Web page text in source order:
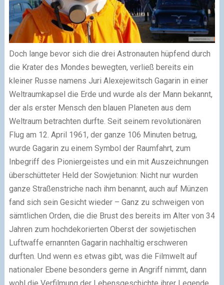
Doch lange bevor sich die drei Astronauten hüpfend durch
die Krater des Mondes bewegten, verließ bereits ein
kleiner Russe namens Juri Alexejewitsch Gagarin in einer
Weltraumkapsel die Erde und wurde als der Mann bekannt,
der als erster Mensch den blauen Planeten aus dem
Weltraum betrachten durfte. Seit seinem revolutionären
Flug am 12. April 1961, der ganze 106 Minuten betrug,
wurde Gagarin zu einem Symbol der Raumfahrt, zum
Inbegriff des Pioniergeistes und ein mit Auszeichnungen
überschütteter Held der Sowjetunion: Nicht nur wurden
ganze Straßenstriche nach ihm benannt, auch auf Münzen
fand sich sein Gesicht wieder – Ganz zu schweigen von
sämtlichen Orden, die die Brust des bereits im Alter von 34
Jahren zum hochdekorierten Oberst der sowjetischen
Luftwaffe ernannten Gagarin nachhaltig erschweren
durften. Und wenn es etwas gibt, was die Filmwelt auf
nationaler Ebene besonders gerne in Angriff nimmt, dann